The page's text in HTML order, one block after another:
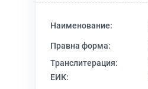
Наименование:
Правна форма:
Транслитерация:
ЕИК: